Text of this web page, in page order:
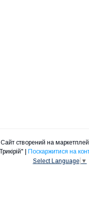
Сайт створений на
Поскаржитися на
Select Language ▼